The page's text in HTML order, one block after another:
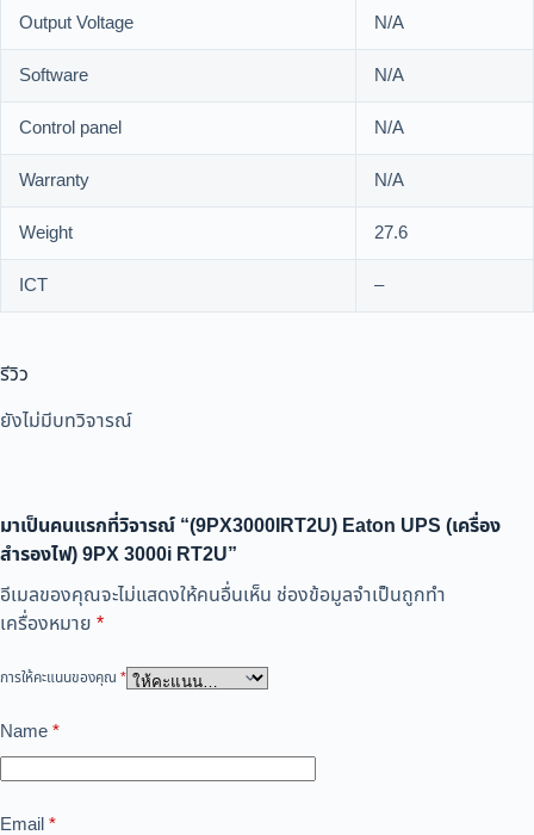
Output Voltage
N/A
Software
N/A
Control panel
N/A
Warranty
N/A
Weight
27.6
ICT
–
รีวิว
ยังไม่มีบทวิจารณ์
มาเป็นคนแรกที่วิจารณ์ “(9PX3000IRT2U) Eaton UPS (เครื่อง
สำรองไฟ) 9PX 3000i RT2U”
อีเมลของคุณจะไม่แสดงให้คนอื่นเห็น ช่องข้อมูลจำเป็นถูกทำ
เครื่องหมาย *
การให้คะแนนของคุณ *
Name*
Email*